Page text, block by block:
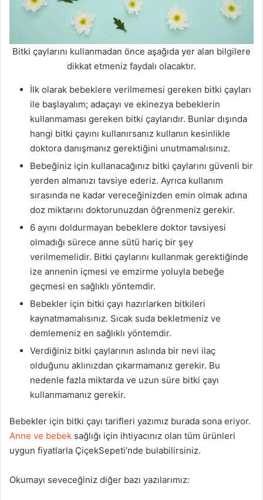
Bitki çaylarını kullanmadan önce aşağıda yer alan bilgilere
dikkat etmeniz faydalı olacaktır.
İlk olarak bebeklere verilmemesi gereken bitki çayları
ile başlayalım; adaçayı ve ekinezya bebeklerin
kullanmaması gereken bitki çaylarıdır. Bunlar dışında
hangi bitki çayını kullanırsanız kullanın kesinlikle
doktora danışmanız gerektiğini unutmamalısınız.
Bebeğiniz için kullanacağınız bitki çaylarını güvenli bir
yerden almanızı tavsiye ederiz. Ayrıca kullanım
sırasında ne kadar vereceğinizden emin olmak adına
doz miktarını doktorunuzdan öğrenmeniz gerekir.
6 ayını doldurmayan bebeklere doktor tavsiyesi
olmadığı sürece anne sütü hariç bir şey
verilmemelidir. Bitki çaylarını kullanmak gerektiğinde
ize annenin içmesi ve emzirme yoluyla bebeğe
geçmesi en sağlıklı yöntemdir.
Bebekler için bitki çayı hazırlarken bitkileri
kaynatmamalısınız. Sıcak suda bekletmeniz ve
demlemeniz en sağlıklı yöntemdir.
Verdiğiniz bitki çaylarının aslında bir nevi ilaç
olduğunu aklınızdan çıkarmamanız gerekir. Bu
nedenle fazla miktarda ve uzun süre bitki çayı
kullanmamanız gerekir.
Bebekler için bitki çayı tarifleri yazımız burada sona eriyor.
Anne ve bebek sağlığı için ihtiyacınız olan tüm ürünleri
uygun fiyatlarla ÇiçekSepeti’nde bulabilirsiniz.
Okumayı seveceğiniz diğer bazı yazılarımız: